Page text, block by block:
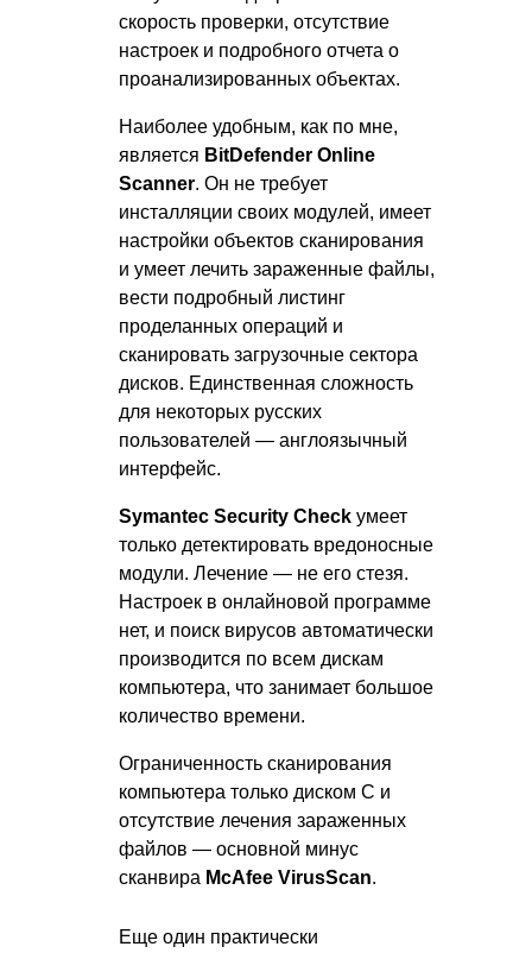
скорость проверки, отсутствие
настроек и подробного отчета о
проанализированных объектах.
Наиболее удобным, как по мне,
является BitDefender Online
Scanner. Он не требует
инсталляции своих модулей, имеет
настройки объектов сканирования
и умеет лечить зараженные файлы,
вести подробный листинг
проделанных операций и
сканировать загрузочные сектора
дисков. Единственная сложность
для некоторых русских
пользователей — англоязычный
интерфейс.
Symantec Security Check умеет
только детектировать вредоносные
модули. Лечение — не его стезя.
Настроек в онлайновой программе
нет, и поиск вирусов автоматически
производится по всем дискам
компьютера, что занимает большое
количество времени.
Ограниченность сканирования
компьютера только диском С и
отсутствие лечения зараженных
файлов — основной минус
сканвира McAfee VirusScan.
Еще один практически